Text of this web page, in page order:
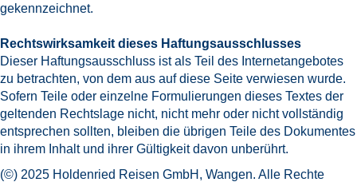
gekennzeichnet.
Rechtswirksamkeit dieses Haftungsausschlusses
Dieser Haftungsausschluss ist als Teil des Internetangebotes
zu betrachten, von dem aus auf diese Seite verwiesen wurde.
Sofern Teile oder einzelne Formulierungen dieses Textes der
geltenden Rechtslage nicht, nicht mehr oder nicht vollständig
entsprechen sollten, bleiben die übrigen Teile des Dokumentes
in ihrem Inhalt und ihrer Gültigkeit davon unberührt.
(©) 2025 Holdenried Reisen GmbH, Wangen. Alle Rechte